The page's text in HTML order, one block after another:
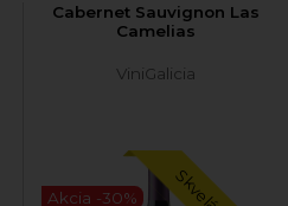
Cabernet Sauvignon Las
Camelias
ViniGalicia
Akcia -30%